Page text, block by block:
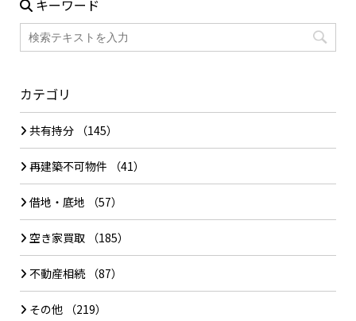
キーワード
カテゴリ
共有持分 （145）
再建築不可物件 （41）
借地・底地 （57）
空き家買取 （185）
不動産相続（87）
その他 （219）